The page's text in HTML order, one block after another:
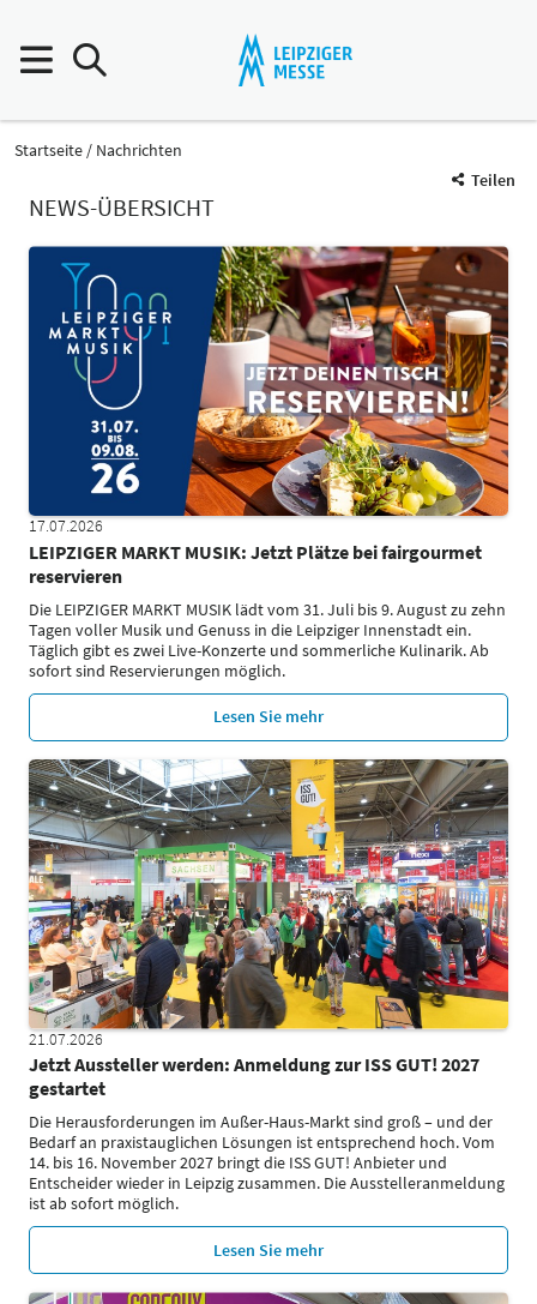
Startseite
Nachrichten
Teilen
NEWS-ÜBERSICHT
17.07.2026
LEIPZIGER MARKT MUSIK: Jetzt Plätze bei fairgourmet
reservieren
Die LEIPZIGER MARKT MUSIK lädt vom 31. Juli bis 9. August zu zehn
Tagen voller Musik und Genuss in die Leipziger Innenstadt ein.
Täglich gibt es zwei Live-Konzerte und sommerliche Kulinarik. Ab
sofort sind Reservierungen möglich.
Lesen Sie mehr
21.07.2026
Jetzt Aussteller werden: Anmeldung zur ISS GUT! 2027
gestartet
Die Herausforderungen im Außer-Haus-Markt sind groß – und der
Bedarf an praxistauglichen Lösungen ist entsprechend hoch. Vom
14. bis 16. November 2027 bringt die ISS GUT! Anbieter und
Entscheider wieder in Leipzig zusammen. Die Ausstelleranmeldung
ist ab sofort möglich.
Lesen Sie mehr